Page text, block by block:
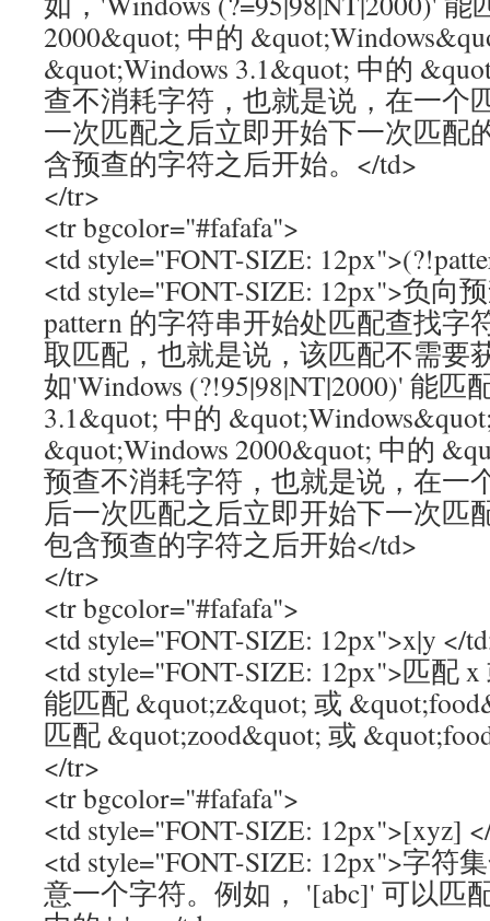
2000&quot; 中的
&quot;Windows 3.1&quot; 中的
查不消耗字符，也就是说，在一个
一次匹配之后立即开始下一次匹配
含预查的字符之后开始。</td>
</tr>
<tr bgcolor="#fafafa">
<td style="FONT-SIZE:
<td style="FONT-SIZE: 12px">负向
pattern 的字符串开始处匹配查找字
取匹配，也就是说，该匹配不需要
如'Windows (?!95|98|NT|2000)' 能匹
3.1&quot; 中的
&quot;Windows 2000&quot; 中的
预查不消耗字符，也就是说，在一
后一次匹配之后立即开始下一次匹
包含预查的字符之后开始</td>
</tr>
<tr bgcolor="#fafafa">
<td style="FONT-SIZE: 12px">x|y </
<td style="FONT-SIZE: 12px">匹配
能匹配 &quot;z&quot; 或
匹配 &quot;zood&quot; 或
</tr>
<tr bgcolor="#fafafa">
<td style="FONT-SIZE: 12px">[xyz]
<td style="FONT-SIZE: 12px">字符
意一个字符。例如， '[abc]' 可以匹